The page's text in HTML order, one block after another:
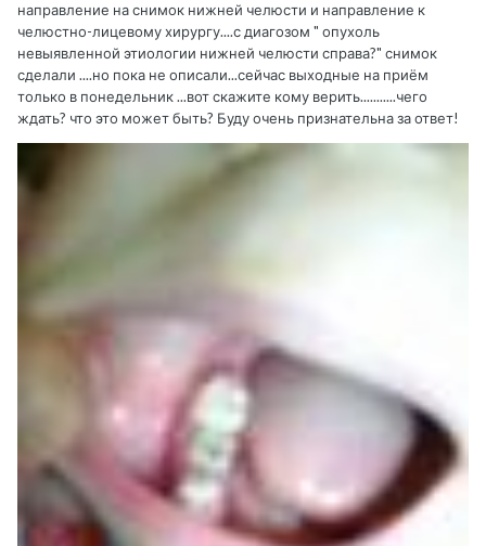
направление на снимок нижней челюсти и направление к
челюстно-лицевому хирургу....с диагозом " опухоль
невыявленной этиологии нижней челюсти справа?" снимок
сделали ....но пока не описали...сейчас выходные на приём
только в понедельник ...вот скажите кому верить...........чего
ждать? что это может быть? Буду очень признательна за ответ!